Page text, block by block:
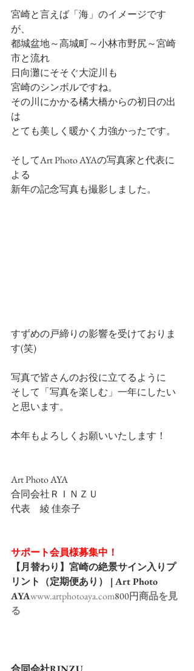
宮崎と言えば「海」のイメージです
が、
都城盆地～高城町～小林市野尻～宮崎
市と流れ
日向灘にそそぐ大淀川も
宮崎のシンボルですね。
その川にかかる橘大橋からの初日の出
は
とても美しく暖かく力強かったです。
そしてArt Photo AYAの写真家と代表に
よる
新年の記念写真も撮影しました。
すずめの戸締りの影響を受けておりま
す(笑)
写真で皆さんのお役に立てるように
そして「写真を楽しむ」一年にしたい
と思います。
本年もよろしくお願いいたします！
Art Photo AYA
合同会社ＲＩＮＺＵ
代表　綾 佳奈子
サポート会員様募集中！
【月替わり】宮崎の絶景サイン入りプ
リント（定期便あり） | Art Photo
AYAwww.artphotoaya.com800円商品を見
る